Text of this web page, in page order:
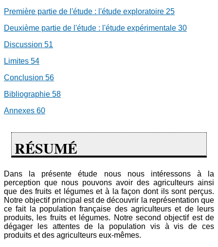
Première partie de l'étude : l'étude exploratoire 25
Deuxième partie de l'étude : l'étude expérimentale 30
Discussion 51
Limites 54
Conclusion 56
Bibliographie 58
Annexes 60
RÉSUMÉ
Dans la présente étude nous nous intéressons à la
perception que nous pouvons avoir des agriculteurs ainsi
que des fruits et légumes et à la façon dont ils sont perçus.
Notre objectif principal est de découvrir la représentation que
ce fait la population française des agriculteurs et de leurs
produits, les fruits et légumes. Notre second objectif est de
dégager les attentes de la population vis à vis de ces
produits et des agriculteurs eux-mêmes.